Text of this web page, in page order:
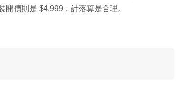
價則是 $4,999，計落算是合理。